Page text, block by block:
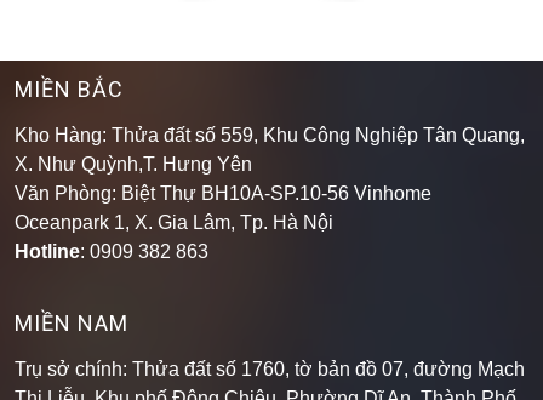
MIỀN BẮC
Kho Hàng: Thửa đất số 559, Khu Công Nghiệp Tân Quang,
X. Như Quỳnh,T. Hưng Yên
Văn Phòng: Biệt Thự BH10A-SP.10-56 Vinhome
Oceanpark 1, X. Gia Lâm, Tp. Hà Nội
Hotline: 0909 382 863
MIỀN NAM
Trụ sở chính: Thửa đất số 1760, tờ bản đồ 07, đường Mạch